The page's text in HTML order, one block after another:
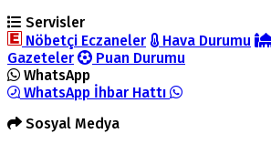
Servisler
Nöbetçi Eczaneler
Hava Durumu
Gazeteler
Puan Durumu
WhatsApp
WhatsApp İhbar Hattı
Sosyal Medya